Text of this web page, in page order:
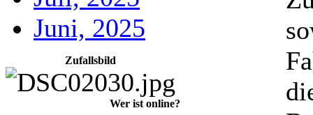
Juni, 2025
Zufallsbild
Wer ist online?